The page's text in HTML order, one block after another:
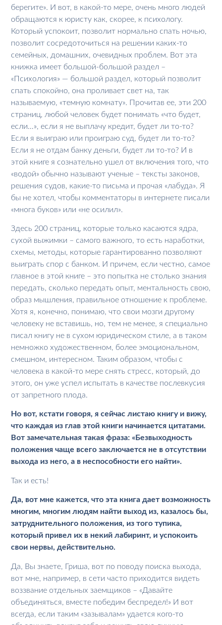
берегите». И вот, в какой-то мере, очень много людей
обращаются к юристу как, скорее, к психологу.
Который успокоит, позволит нормально спать ночью,
позволит сосредоточиться на решении каких-то
семейных, домашних, очевидных проблем. Вот эта
книжка имеет большой-большой раздел –
«Психология» — большой раздел, который позволит
спать спокойно, она проливает свет на, так
называемую, «темную комнату». Прочитав ее, эти 200
страниц, любой человек будет понимать «что будет,
если…», если я не выплачу кредит, будет ли то-то?
Если я выиграю или проиграю суд, будет ли то-то?
Если я не отдам банку деньги, будет ли то-то? И в
этой книге я сознательно ушел от включения того, что
«водой» обычно называют ученые – тексты законов,
решения судов, какие-то письма и прочая «лабуда». Я
бы не хотел, чтобы комментаторы в интернете писали
«многа буков» или «не осилил».
Здесь 200 страниц, которые только касаются ядра,
сухой выжимки – самого важного, то есть наработки,
схемы, методы, которые гарантированно позволяют
выиграть спор с банком. И причем, если честно, самое
главное в этой книге – это попытка не столько знания
передать, сколько передать опыт, ментальность свою,
образ мышления, правильное отношение к проблеме.
Хотя я, конечно, понимаю, что свои мозги другому
человеку не вставишь, но, тем не менее, я специально
писал книгу не в сухом юридическом стиле, а в таком
немножко художественном, более эмоциональном,
смешном, интересном. Таким образом, чтобы с
человека в какой-то мере снять стресс, который, до
этого, он уже успел испытать в качестве послевкусия
от запретного плода.
Но вот, кстати говоря, я сейчас листаю книгу и вижу,
что каждая из глав этой книги начинается цитатами.
Вот замечательная такая фраза: «Безвыходность
положения чаще всего заключается не в отсутствии
выхода из него, а в неспособности его найти».
Так и есть!
Да, вот мне кажется, что эта книга дает возможность
многим, многим людям найти выход из, казалось бы,
затруднительного положения, из того тупика,
который привел их в некий лабиринт, и успокоить
свои нервы, действительно.
Да, Вы знаете, Гриша, вот по поводу поиска выхода,
вот мне, например, в сети часто приходится видеть
воззвание отдельных заемщиков – «Давайте
объединяться, вместе победим беспредел!» И вот
всегда, если таким «зазывалам» удается кого-то